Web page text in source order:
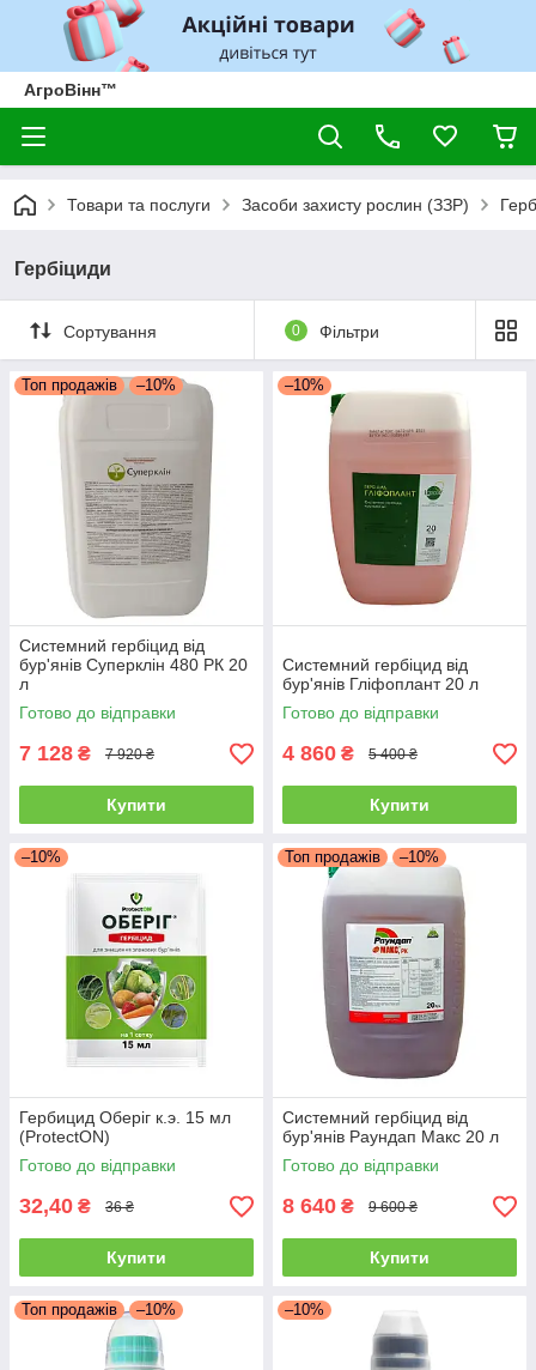
АгроВінн™
Товари та послуги Засоби захисту рослин (ЗЗР)
Гербіциди
Сортування 0 Фільтри
Топ продажів –10%
Системний гербіцид від
бур'янів Суперклін 480 РК 20
л
Готово до відправки
7 128 ₴ 7 920 ₴
Купити
–10%
Системний гербіцид від
бур'янів Гліфоплант 20 л
Готово до відправки
4 860 ₴ 5 400 ₴
Купити
–10%
Гербицид Оберіг к.э. 15 мл
(ProtectON)
Готово до відправки
32,40 ₴ 36 ₴
Купити
Топ продажів –10%
Системний гербіцид від
бур'янів Раундап Макс 20 л
Готово до відправки
8 640 ₴ 9 600 ₴
Купити
Топ продажів –10% –10%